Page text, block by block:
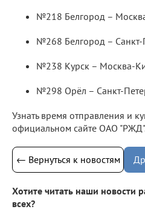
№218 Белгород –
№268 Белгород – Санкт-
№238 Курск – Москва-
№298 Орёл – Санкт-
Узнать время отправления и
официальном сайте ОАО
← Вернуться к новостям
Хотите читать наши новости
всех?